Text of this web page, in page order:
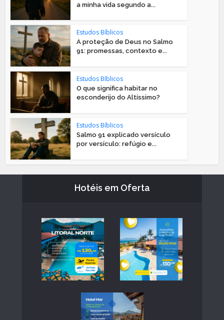
a minha vida segundo a...
Estudos Bíblicos
A proteção de Deus no Salmo
91: promessas, contexto e...
Estudos Bíblicos
O que significa habitar no
esconderijo do Altíssimo?
Estudos Bíblicos
Salmo 91 explicado versículo
por versículo: refúgio e...
Hotéis em Oferta